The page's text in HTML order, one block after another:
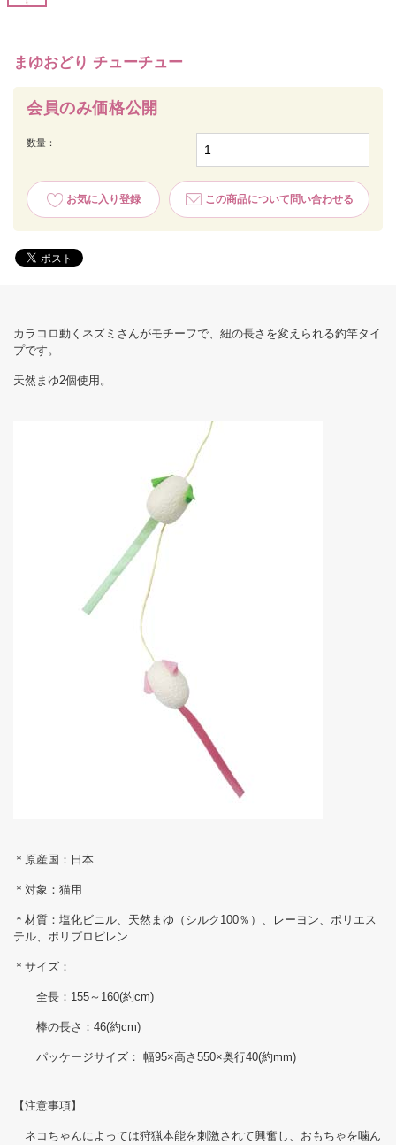
まゆおどり チューチュー
会員のみ価格公開
数量：
お気に入り登録 この商品について問い合わせる
カラコロ動くネズミさんがモチーフで、紐の長さを変えられる釣竿タイ
プです。
天然まゆ2個使用。
＊原産国：日本
＊対象：猫用
＊材質：塩化ビニル、天然まゆ（シルク100％）、レーヨン、ポリエス
テル、ポリプロピレン
＊サイズ：
全長：155～160(約cm)
棒の長さ：46(約cm)
パッケージサイズ： 幅95×高さ550×奥行40(約mm)
【注意事項】
ネコちゃんによっては狩猟本能を刺激されて興奮し、おもちゃを噛ん